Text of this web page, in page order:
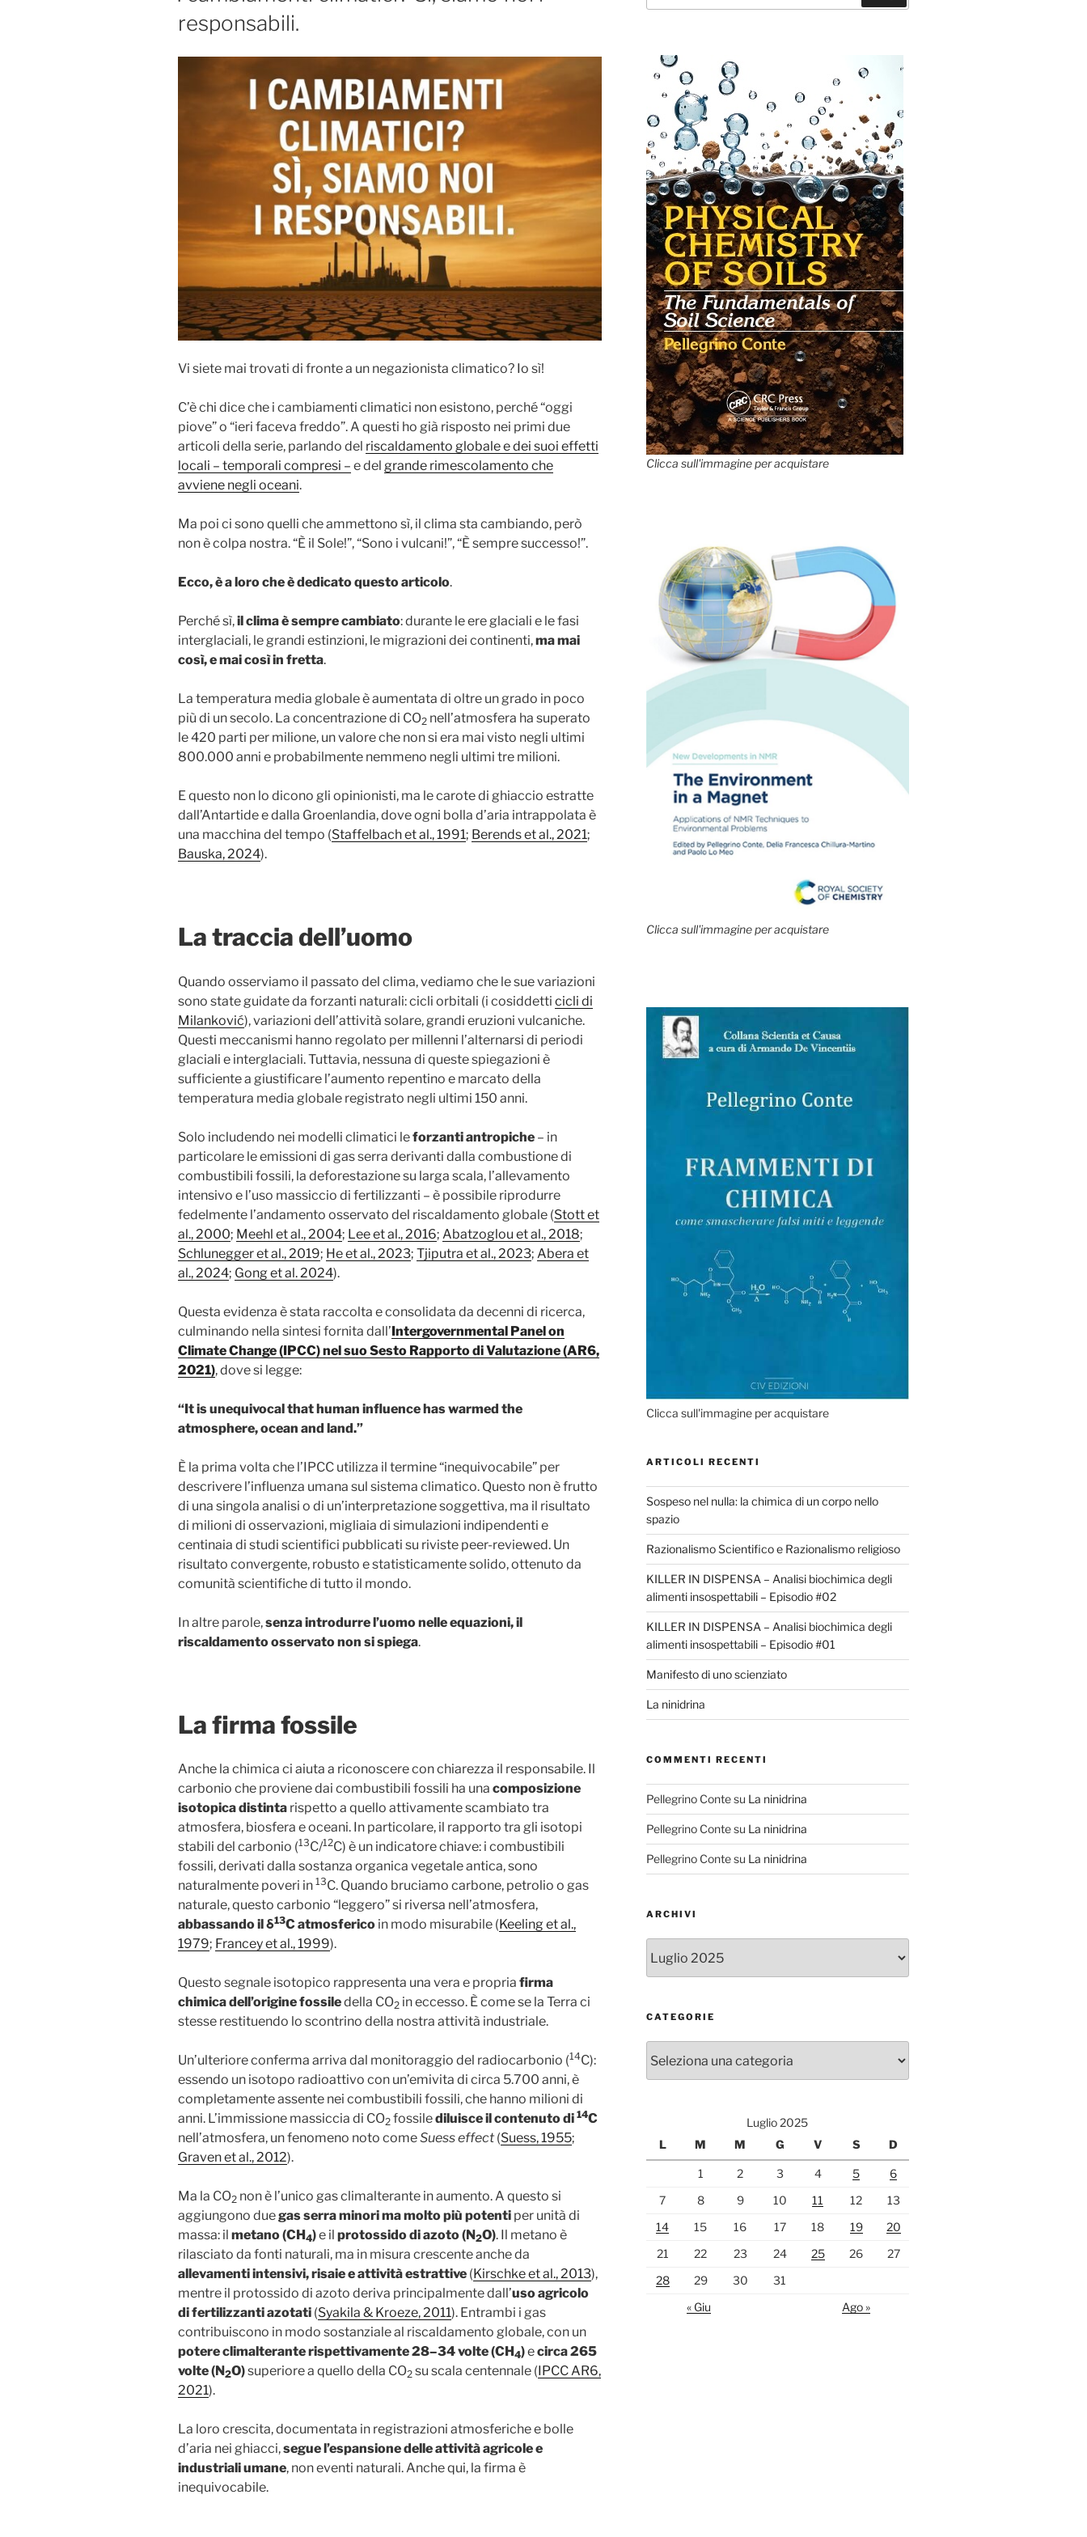
responsabili.
Vi siete mai trovati di fronte a un negazionista climatico? Io sì!
C’è chi dice che i cambiamenti climatici non esistono, perché “oggi
piove” o “ieri faceva freddo”. A questi ho già risposto nei primi due
articoli della serie, parlando del riscaldamento globale e dei suoi effetti
locali – temporali compresi – e del grande rimescolamento che
avviene negli oceani.
Ma poi ci sono quelli che ammettono sì, il clima sta cambiando, però
non è colpa nostra. “È il Sole!”, “Sono i vulcani!”, “È sempre successo!”.
Ecco, è a loro che è dedicato questo articolo.
Perché sì,il clima è sempre cambiato: durante le ere glaciali e le fasi
interglaciali, le grandi estinzioni, le migrazioni dei continenti,ma mai
così, e mai così in fretta.
La temperatura media globale è aumentata di oltre un grado in poco
più di un secolo. La concentrazione di CO2 nell’atmosfera ha superato
le 420 parti per milione, un valore che non si era mai visto negli ultimi
800.000 anni e probabilmente nemmeno negli ultimi tre milioni.
E questo non lo dicono gli opinionisti, ma le carote di ghiaccio estratte
dall’Antartide e dalla Groenlandia, dove ogni bolla d’aria intrappolata è
una macchina del tempo (Staffelbach et al., 1991; Berends et al., 2021;
Bauska, 2024).
La traccia dell’uomo
Quando osserviamo il passato del clima, vediamo che le sue variazioni
sono state guidate da forzanti naturali: cicli orbitali (i cosiddetti cicli di
Milanković), variazioni dell’attività solare, grandi eruzioni vulcaniche.
Questi meccanismi hanno regolato per millenni l’alternarsi di periodi
glaciali e interglaciali. Tuttavia, nessuna di queste spiegazioni è
sufficiente a giustificare l’aumento repentino e marcato della
temperatura media globale registrato negli ultimi 150 anni.
Solo includendo nei modelli climatici leforzanti antropiche – in
particolare le emissioni di gas serra derivanti dalla combustione di
combustibili fossili, la deforestazione su larga scala, l’allevamento
intensivo e l’uso massiccio di fertilizzanti – è possibile riprodurre
fedelmente l’andamento osservato del riscaldamento globale (Stott et
al., 2000; Meehl et al., 2004; Lee et al., 2016; Abatzoglou et al., 2018;
Schlunegger et al., 2019; He et al., 2023; Tjiputra et al., 2023; Abera et
al., 2024; Gong et al. 2024).
Questa evidenza è stata raccolta e consolidata da decenni di ricerca,
culminando nella sintesi fornita dall’Intergovernmental Panel on
Climate Change (IPCC) nel suo Sesto Rapporto di Valutazione (AR6,
2021), dove si legge:
“It is unequivocal that human influence has warmed the
atmosphere, ocean and land.”
È la prima volta che l’IPCC utilizza il termine “inequivocabile” per
descrivere l’influenza umana sul sistema climatico. Questo non è frutto
di una singola analisi o di un’interpretazione soggettiva, ma il risultato
di milioni di osservazioni, migliaia di simulazioni indipendenti e
centinaia di studi scientifici pubblicati su riviste peer-reviewed. Un
risultato convergente, robusto e statisticamente solido, ottenuto da
comunità scientifiche di tutto il mondo.
In altre parole,senza introdurre l’uomo nelle equazioni, il
riscaldamento osservato non si spiega.
La firma fossile
Anche la chimica ci aiuta a riconoscere con chiarezza il responsabile. Il
carbonio che proviene dai combustibili fossili ha una composizione
isotopica distinta rispetto a quello attivamente scambiato tra
atmosfera, biosfera e oceani. In particolare, il rapporto tra gli isotopi
stabili del carbonio (13C/12C) è un indicatore chiave: i combustibili
fossili, derivati dalla sostanza organica vegetale antica, sono
naturalmente poveri in 13C. Quando bruciamo carbone, petrolio o gas
naturale, questo carbonio “leggero” si riversa nell’atmosfera,
abbassando il δ13C atmosferico in modo misurabile (Keeling et al.,
1979; Francey et al., 1999).
Questo segnale isotopico rappresenta una vera e propria firma
chimica dell’origine fossiledella CO2 in eccesso. È come se la Terra ci
stesse restituendo lo scontrino della nostra attività industriale.
Un’ulteriore conferma arriva dal monitoraggio del radiocarbonio (14C):
essendo un isotopo radioattivo con un’emivita di circa 5.700 anni, è
completamente assente nei combustibili fossili, che hanno milioni di
anni. L’immissione massiccia di CO2 fossilediluisce il contenuto di 14C
nell’atmosfera, un fenomeno noto comeSuess effect (Suess, 1955;
Graven et al., 2012).
Ma la CO2 non è l’unico gas climalterante in aumento. A questo si
aggiungono duegas serra minori ma molto più potenti per unità di
massa: il metano (CH4)e il protossido di azoto (N2O). Il metano è
rilasciato da fonti naturali, ma in misura crescente anche da
allevamenti intensivi, risaie e attività estrattive (Kirschke et al., 2013),
mentre il protossido di azoto deriva principalmente dall’uso agricolo
di fertilizzanti azotati (Syakila & Kroeze, 2011). Entrambi i gas
contribuiscono in modo sostanziale al riscaldamento globale, con un
potere climalterante rispettivamente 28–34 volte (CH4)ecirca 265
volte (N2O)superiore a quello della CO2 su scala centennale (IPCC AR6,
2021).
La loro crescita, documentata in registrazioni atmosferiche e bolle
d’aria nei ghiacci,segue l’espansione delle attività agricole e
industriali umane, non eventi naturali. Anche qui, la firma è
inequivocabile.
Clicca sull'immagine per acquistare
Clicca sull'immagine per acquistare
Clicca sull'immagine per acquistare
ARTICOLI RECENTI
Sospeso nel nulla: la chimica di un corpo nello
spazio
Razionalismo Scientifico e Razionalismo religioso
KILLER IN DISPENSA – Analisi biochimica degli
alimenti insospettabili – Episodio #02
KILLER IN DISPENSA – Analisi biochimica degli
alimenti insospettabili – Episodio #01
Manifesto di uno scienziato
La ninidrina
COMMENTI RECENTI
Pellegrino Contesu La ninidrina
Pellegrino Contesu La ninidrina
Pellegrino Contesu La ninidrina
ARCHIVI
CATEGORIE
Luglio 2025
L
M M G V S D
1 2 3 4 5
6
7
8 9 10 11 12
13
14
15 16 17 18 19
20
21
22 23 24 25 26
27
28
29 30
31
« Giu
Ago »